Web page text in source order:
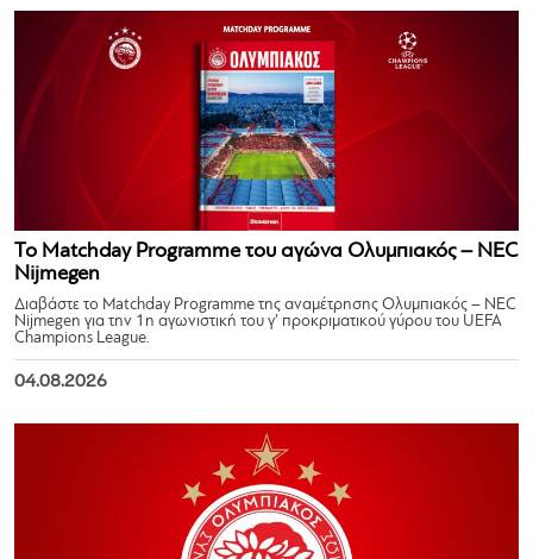
Το Matchday Programme του αγώνα Ολυμπιακός – NEC
Nijmegen
Διαβάστε το Matchday Programme της αναμέτρησης Ολυμπιακός – NEC
Nijmegen για την 1η αγωνιστική του γ’ προκριματικού γύρου του UEFA
Champions League.
04.08.2026